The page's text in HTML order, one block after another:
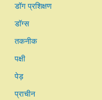
डॉग प्रशिक्षण
डॉग्स
तकनीक
पक्षी
पेड़
प्राचीन